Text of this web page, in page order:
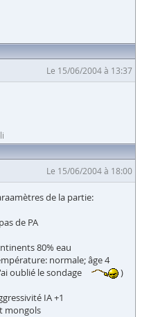
Le 15/06/2004 à 13:37
Le 15/06/2004 à 18:00
de la partie:
de PA
80% eau
normale; âge 4
oublié le sondage
)
IA +1
mongols